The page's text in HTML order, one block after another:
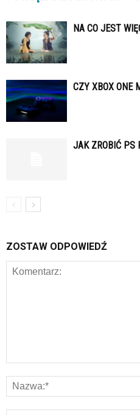
NA CO JEST
CZY XBOX ONE
JAK ZROBIĆ PS
ZOSTAW ODPOWIEDŹ